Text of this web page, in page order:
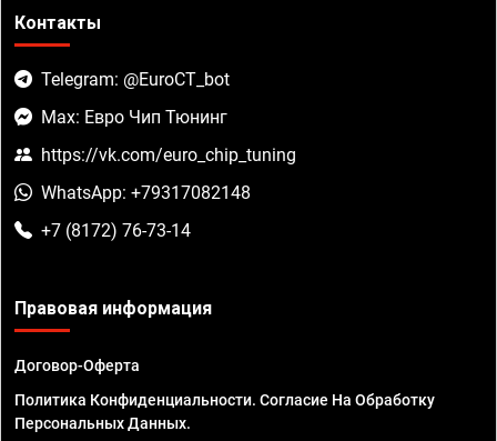
Контакты
Telegram: @EuroCT_bot
Max: Евро Чип Тюнинг
https://vk.com/euro_chip_tuning
WhatsApp: +79317082148
+7 (8172) 76-73-14
Правовая информация
Договор-Оферта
Политика Конфиденциальности. Согласие На Обработку
Персональных Данных.